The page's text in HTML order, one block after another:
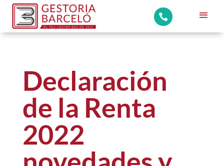

Declaración
de la Renta
2022